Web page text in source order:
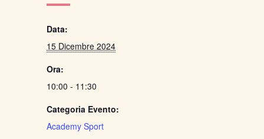
Data:
15 Dicembre 2024
Ora:
10:00 - 11:30
Categoria Evento:
Academy Sport